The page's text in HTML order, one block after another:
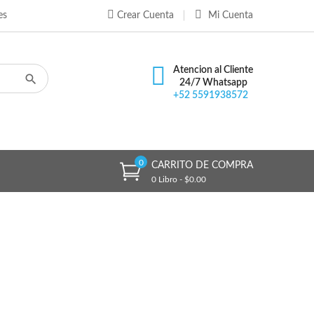
×
×
×
×
Mi Cuenta
Crear Cuenta
Atencion al Cliente
24/7 Whatsapp
+52 5591938572
CARRITO DE COMPRA
0 Libro - $0.00
0